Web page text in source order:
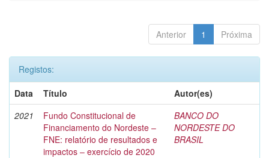
Anterior 1 Próxima
Registos:
Data
Título
Autor(es)
2021
Fundo Constitucional de
Financiamento do Nordeste –
FNE: relatório de resultados e
impactos – exercício de 2020
BANCO DO
NORDESTE DO
BRASIL